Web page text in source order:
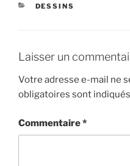
CATÉGORIES
DESSINS
Laisser un
Votre adresse e-mail ne
obligatoires sont
Commentaire*